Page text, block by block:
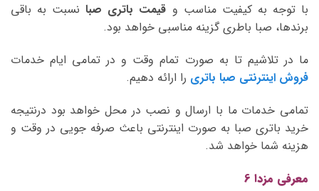
با توجه به کیفیت مناسب و قیمت باتری صبانسبت به باقی
برندها، صبا باطری گزینه مناسبی خواهد بود.
ما در تلاشیم تا به صورت تمام وقت و در تمامی ایام خدمات
فروش اینترنتی صبا باتری را ارائه دهیم.
تمامی خدمات ما با ارسال و نصب در محل خواهد بود درنتیجه
خرید باتری صبا به صورت اینترنتی باعث صرفه جویی در وقت و
هزینه شما خواهد شد.
معرفی مزدا 6